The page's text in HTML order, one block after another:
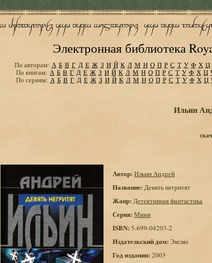
Электронная библиотека
По авторам: А Б В Г Д Е Ж З И Й К Л М Н О П Р С Т У Ф Х Ц
По книгам: А Б В Г Д Е Ж З И Й К Л М Н О П Р С Т У Ф Х Ц
По сериям: А Б В Г Д Е Ж З И Й К Л М Н О П Р С Т У Ф Х Ц
Ильин
Автор: Ильин Андрей
Название: Девять негритят
Жанр: Детективная фантастика
Серия: Мини
ISBN: 5-699-04203-2
Издательский дом: Эксмо
Год издания: 2003